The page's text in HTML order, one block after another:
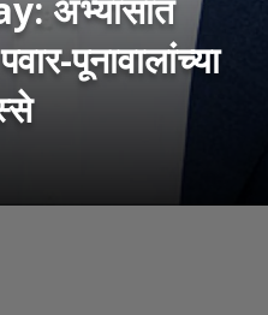
अभ्यासात
पूनावालांच्या